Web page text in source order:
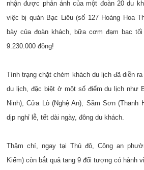
nhận được phản ánh của một đoàn 20 du
việc bị quán Bạc Liêu (số 127 Hoàng Hoa
bày của đoàn khách, bữa cơm đạm bạc
9.230.000 đồng!
Tình trạng chặt chém khách du lịch đã diễn
du lịch, đặc biệt ở một số điểm du lịch như
Ninh), Cửa Lò (Nghệ An), Sầm Sơn (Thanh
dịp nghỉ lễ, tết dài ngày, đông du khách.
Thậm chí, ngay tại Thủ đô, Công an
Kiếm) còn bắt quả tang 9 đối tượng có hành